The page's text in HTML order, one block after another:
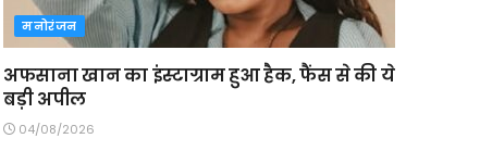
मनोरंजन
अफसाना खान का इंस्टाग्राम हुआ हैक, फैंस से की ये
बड़ी अपील
04/08/2026